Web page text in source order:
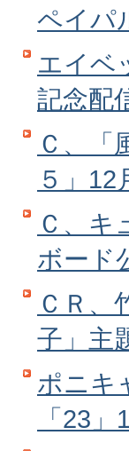
ペイパ
エイベ
記念配
Ｃ、「
５」12
Ｃ、キ
ボード
ＣＲ、
子」主
ポニキ
「23